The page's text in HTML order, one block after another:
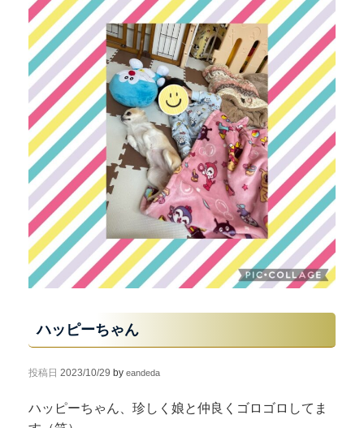
ハッピーちゃん
投稿日 2023/10/29 by eandeda
ハッピーちゃん、珍しく娘と仲良くゴロゴロしてま